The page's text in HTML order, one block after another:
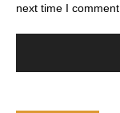
next time I comment.